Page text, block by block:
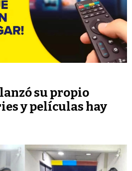
su propio
y películas hay